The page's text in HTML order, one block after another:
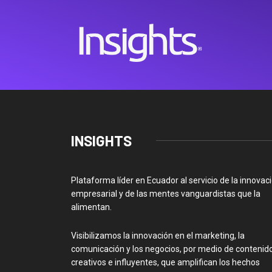
INSIGHTS
Plataforma líder en Ecuador al servicio de la
empresarial y de las mentes vanguardistas que la
alimentan.
Visibilizamos la innovación en el marketing, la
comunicación y los negocios, por medio de
creativos e influyentes, que amplifican los hechos